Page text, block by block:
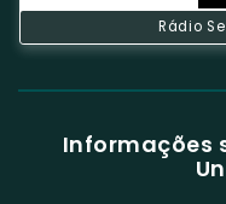
Rádio
Informações